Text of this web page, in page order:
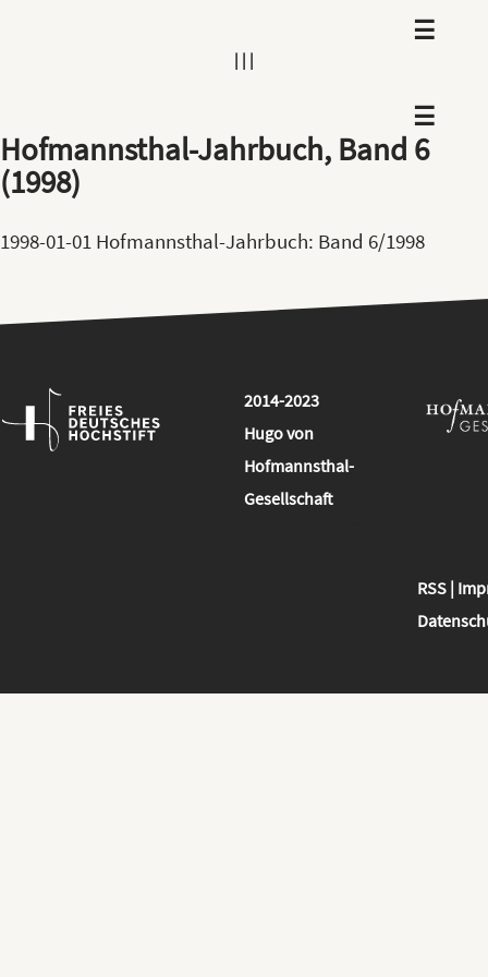
| | |
Hofmannsthal-Jahrbuch, Band 6
(1998)
1998-01-01 Hofmannsthal-Jahrbuch: Band 6/1998
2014-2023
Hugo von
Hofmannsthal-
Gesellschaft
RSS|